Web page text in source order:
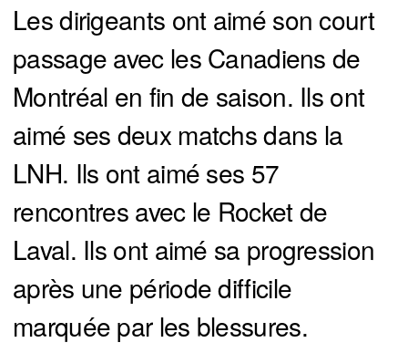
Les dirigeants ont aimé son court
passage avec les Canadiens de
Montréal en fin de saison. Ils ont
aimé ses deux matchs dans la
LNH. Ils ont aimé ses 57
rencontres avec le Rocket de
Laval. Ils ont aimé sa progression
après une période difficile
marquée par les blessures.